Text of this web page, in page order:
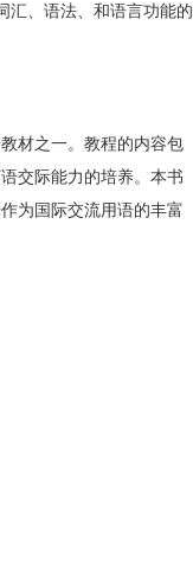
汇、语法、和语言功能的
材之一。教程的内容包
交际能力的培养。本书
为国际交流用语的丰富